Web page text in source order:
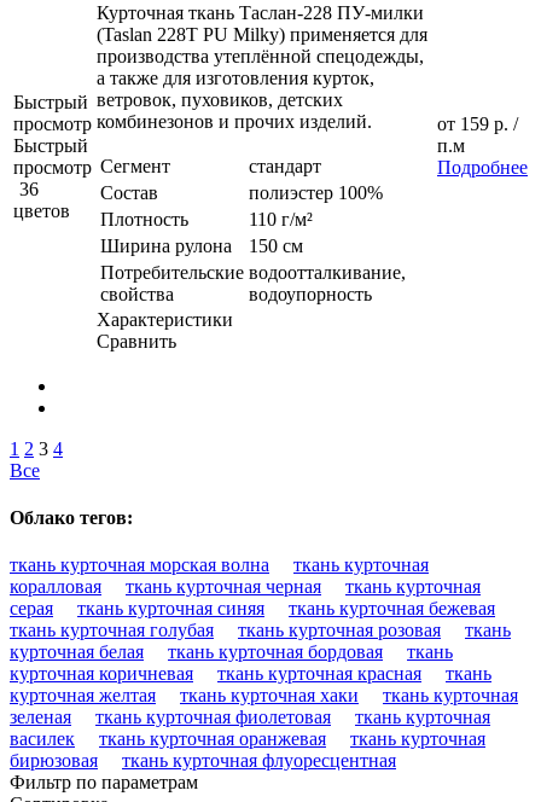
Быстрый
просмотр
Быстрый
просмотр
36
цветов
Курточная ткань Таслан-228 ПУ-милки
(Taslan 228T PU Milky) применяется для
производства утеплённой спецодежды,
а также для изготовления курток,
ветровок, пуховиков, детских
комбинезонов и прочих изделий.
Сегмент
стандарт
Состав
полиэстер 100%
Плотность
110 г/м²
Ширина рулона
150 см
Потребительские
свойства
водоотталкивание,
водоупорность
Характеристики
Сравнить
от 159 р. /
п.м
Подробнее
1 2 3 4
Все
Облако тегов:
ткань курточная морская волна
ткань курточная
коралловая
ткань курточная черная
ткань курточная
серая
ткань курточная синяя
ткань курточная бежевая
ткань курточная голубая
ткань курточная розовая
ткань
курточная белая
ткань курточная бордовая
ткань
курточная коричневая
ткань курточная красная
ткань
курточная желтая
ткань курточная хаки
ткань курточная
зеленая
ткань курточная фиолетовая
ткань курточная
василек
ткань курточная оранжевая
ткань курточная
бирюзовая
ткань курточная флуоресцентная
Фильтр по параметрам